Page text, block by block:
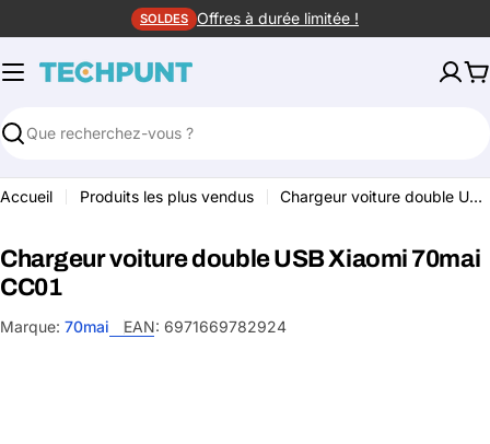
au
contenu
SOLDES Offres à durée limitée !
Rechercher
Accueil Produits les plus vendus Chargeur voiture double USB Xiaomi 70mai CC01
Chargeur voiture double USB Xiaomi 70mai
CC01
Marque: 70mai EAN: 6971669782924